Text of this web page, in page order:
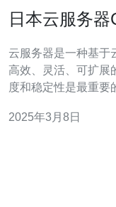
日本云服务
云服务器是一种基于
高效、灵活、可扩展
度和稳定性是最重要
求。 CN2网络是中国电信推出的一种高速、稳定的网络服
2025年3月8日